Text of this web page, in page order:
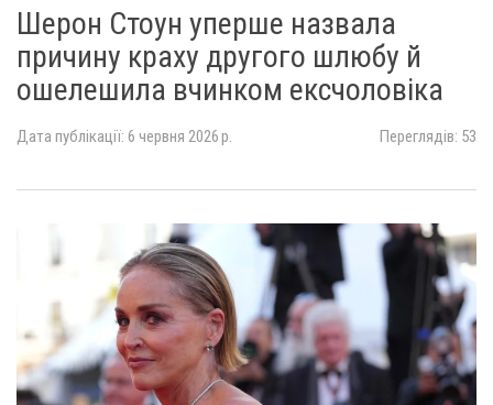
Шерон Стоун уперше назвала
причину краху другого шлюбу й
ошелешила вчинком ексчоловіка
Дата публікації: 6 червня 2026 р. Переглядів: 53